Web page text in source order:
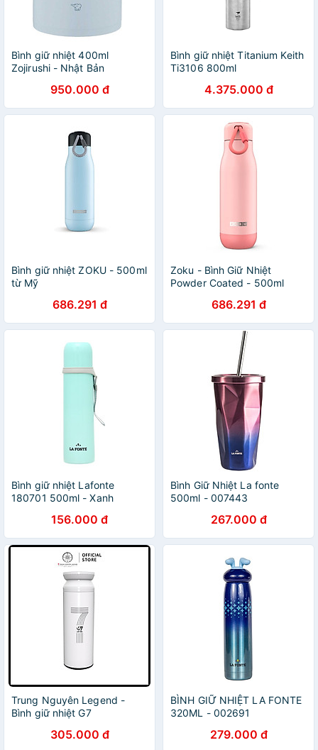
Bình giữ nhiệt 400ml
Zojirushi - Nhật Bản
950.000 đ
Bình giữ nhiệt Titanium Keith
Ti3106 800ml
4.375.000 đ
Bình giữ nhiệt ZOKU - 500ml
từ Mỹ
686.291 đ
Zoku - Bình Giữ Nhiệt
Powder Coated - 500ml
686.291 đ
Bình giữ nhiệt Lafonte
180701 500ml - Xanh
156.000 đ
Bình Giữ Nhiệt La fonte
500ml - 007443
267.000 đ
Trung Nguyên Legend -
Bình giữ nhiệt G7
305.000 đ
BÌNH GIỮ NHIỆT LA FONTE
320ML - 002691
279.000 đ